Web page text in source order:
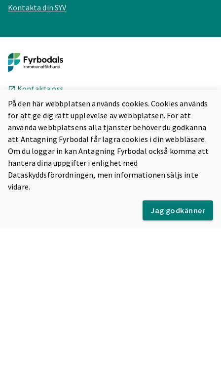
Kontakta din SYV
Kontakta oss
Tillgänglighet
Adminsidan
Kommuner
Antagning Fyrbodal sköter antagningen till
gymnasieskolan för 13 av Fyrbodals medlemskommuner.
På den här webbplatsen används cookies. Cookies används
för att ge dig rätt upplevelse av webbplatsen. För att
använda webbplatsens alla tjänster behöver du godkänna
att Antagning Fyrbodal får lagra cookies i din webbläsare.
Om du loggar in kan Antagning Fyrbodal också komma att
hantera dina uppgifter i enlighet med
Dataskyddsförordningen, men informationen säljs inte
vidare.
Jag godkänner